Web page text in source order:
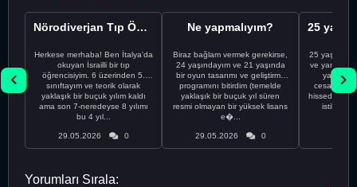
Nörodiverjan Tıp Öğrencisi Yeni Bir Yol Arıyor
Herkese merhaba! Ben İtalya'da
okuyan İsrailli bir tıp
öğrencisiyim. 6 üzerinden 5.
sınıftayım ve teorik olarak
yaklaşık bir buçuk yılım kaldı
ama son 7-neredeyse 8 yılımı
bu 4 yıl...
29.05.2026 0
Ne yapmalıyım?
Biraz bağlam vermek gerekirse,
24 yaşındayım ve 21 yaşında
bir oyun tasarımı ve geliştirme
programını bitirdim (temelde
yaklaşık bir buçuk yıl süren
resmi olmayan bir yüksek lisans
e�...
29.05.2026 0
25
ve yanlış
cesaretimin
Yorumları Sırala: